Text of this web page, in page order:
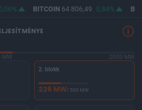
BITCOIN64 806,49 0,84% BUX
MW
2000 MW
2. blokk
226 MW/ 500 MW